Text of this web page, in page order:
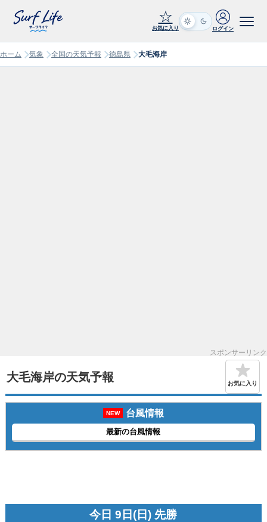
☆
お気に入り ログイン
ホーム 気象 全国の天気予報 徳島県 大毛海岸
スポンサーリンク
大毛海岸の天気予報 お気に入り
NEW 台風情報
最新の台風情報
今日 9日(日) 先勝